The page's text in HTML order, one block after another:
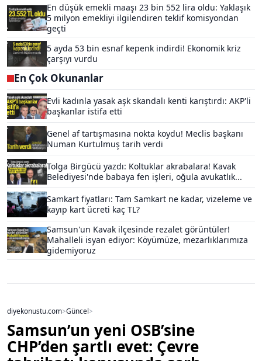
En düşük emekli maaşı 23 bin 552 lira oldu: Yaklaşık
5 milyon emekliyi ilgilendiren teklif komisyondan
geçti
5 ayda 53 bin esnaf kepenk indirdi! Ekonomik kriz
çarşıyı vurdu
En Çok Okunanlar
Evli kadınla yasak aşk skandalı kenti karıştırdı: AKP'li
başkanlar istifa etti
Genel af tartışmasına nokta koydu! Meclis başkanı
Numan Kurtulmuş tarih verdi
Tolga Birgücü yazdı: Koltuklar akrabalara! Kavak
Belediyesi'nde babaya fen işleri, oğula avukatlık...
Samkart fiyatları: Tam Samkart ne kadar, vizeleme ve
kayıp kart ücreti kaç TL?
Samsun'un Kavak ilçesinde rezalet görüntüler!
Mahalleli isyan ediyor: Köyümüze, mezarlıklarımıza
gidemiyoruz
diyekonustu.com>Güncel>
Samsun’un yeni OSB’sine
CHP’den şartlı evet: Çevre